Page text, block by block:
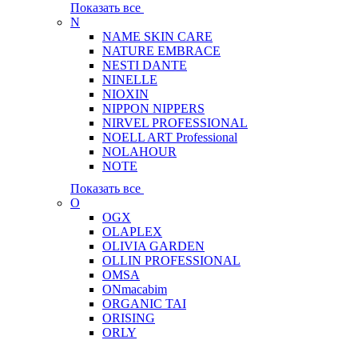
Показать все
N
NAME SKIN CARE
NATURE EMBRACE
NESTI DANTE
NINELLE
NIOXIN
NIPPON NIPPERS
NIRVEL PROFESSIONAL
NOELL ART Professional
NOLAHOUR
NOTE
Показать все
O
OGX
OLAPLEX
OLIVIA GARDEN
OLLIN PROFESSIONAL
OMSA
ONmacabim
ORGANIC TAI
ORISING
ORLY